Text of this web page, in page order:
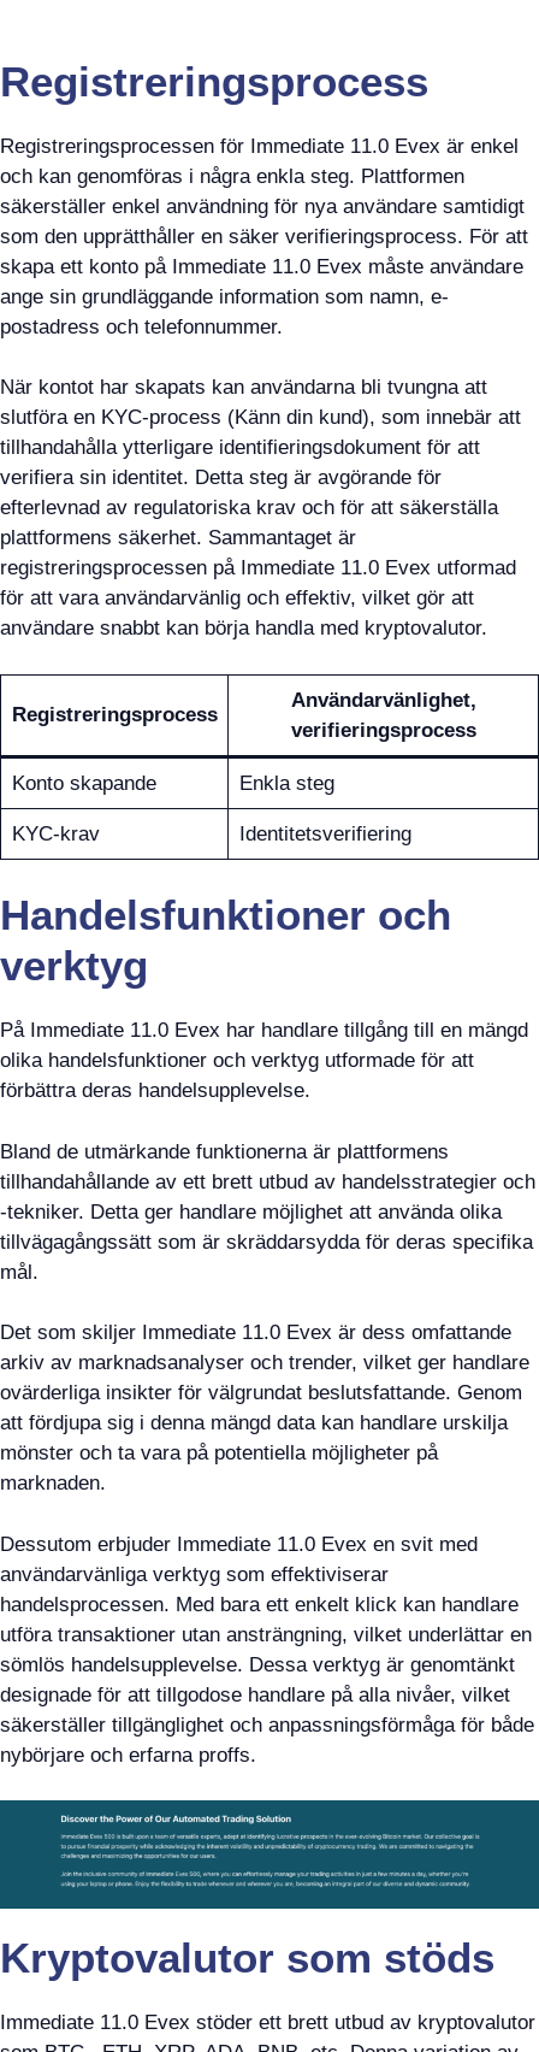
Registreringsprocess
Registreringsprocessen för Immediate 11.0 Evex är enkel
och kan genomföras i några enkla steg. Plattformen
säkerställer enkel användning för nya användare samtidigt
som den upprätthåller en säker verifieringsprocess. För att
skapa ett konto på Immediate 11.0 Evex måste användare
ange sin grundläggande information som namn, e-
postadress och telefonnummer.
När kontot har skapats kan användarna bli tvungna att
slutföra en KYC-process (Känn din kund), som innebär att
tillhandahålla ytterligare identifieringsdokument för att
verifiera sin identitet. Detta steg är avgörande för
efterlevnad av regulatoriska krav och för att säkerställa
plattformens säkerhet. Sammantaget är
registreringsprocessen på Immediate 11.0 Evex utformad
för att vara användarvänlig och effektiv, vilket gör att
användare snabbt kan börja handla med kryptovalutor.
Registreringsprocess
Användarvänlighet,
verifieringsprocess
Konto skapande Enkla steg
KYC-krav Identitetsverifiering
Handelsfunktioner och
verktyg
På Immediate 11.0 Evex har handlare tillgång till en mängd
olika handelsfunktioner och verktyg utformade för att
förbättra deras handelsupplevelse.
Bland de utmärkande funktionerna är plattformens
tillhandahållande av ett brett utbud av handelsstrategier och
-tekniker. Detta ger handlare möjlighet att använda olika
tillvägagångssätt som är skräddarsydda för deras specifika
mål.
Det som skiljer Immediate 11.0 Evex är dess omfattande
arkiv av marknadsanalyser och trender, vilket ger handlare
ovärderliga insikter för välgrundat beslutsfattande. Genom
att fördjupa sig i denna mängd data kan handlare urskilja
mönster och ta vara på potentiella möjligheter på
marknaden.
Dessutom erbjuder Immediate 11.0 Evex en svit med
användarvänliga verktyg som effektiviserar
handelsprocessen. Med bara ett enkelt klick kan handlare
utföra transaktioner utan ansträngning, vilket underlättar en
sömlös handelsupplevelse. Dessa verktyg är genomtänkt
designade för att tillgodose handlare på alla nivåer, vilket
säkerställer tillgänglighet och anpassningsförmåga för både
nybörjare och erfarna proffs.
Kryptovalutor som stöds
Immediate 11.0 Evex stöder ett brett utbud av kryptovalutor